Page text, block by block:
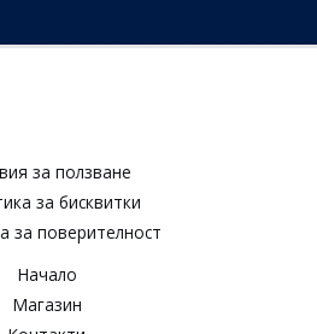
за ползване​
за бисквитки​
за поверителност​
Начало
Магазин